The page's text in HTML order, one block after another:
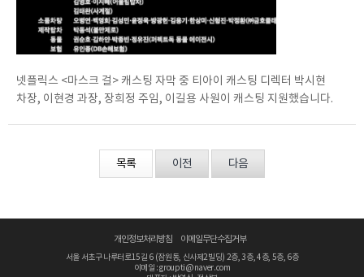
넷플릭스 <마스크 걸> 캐스팅 자막 중 티아이 캐스팅 디렉터 박시현
차장, 이현경 과장, 장희정 주임, 이길용 사원이 캐스팅 지원했습니다.
목록 이전 다음
개인정보처리방침 이메일무단수집거부
서울 서초구 나루터로15길 6 (잠원동, 신사제2빌딩) 2층, 3층, 4층, 5층, 6층
이메일 : groupti@naver.com